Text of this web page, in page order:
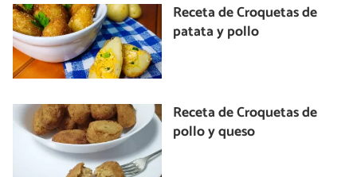
Receta de Croquetas de
patata y pollo
Receta de Croquetas de
pollo y queso